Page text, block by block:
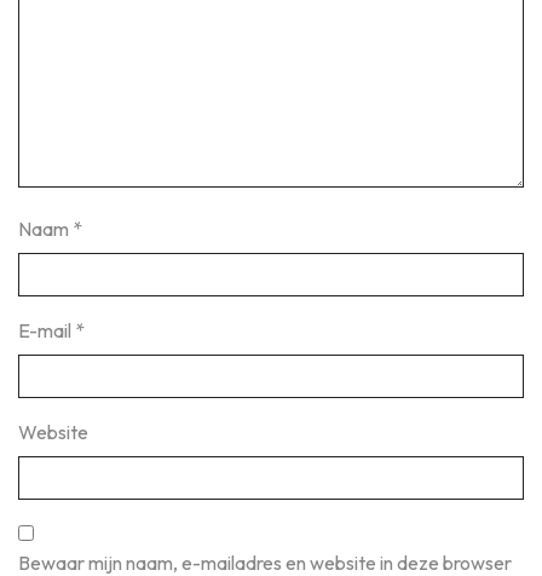
Naam *
E-mail *
Website
Bewaar mijn naam, e-mailadres en website in deze browser